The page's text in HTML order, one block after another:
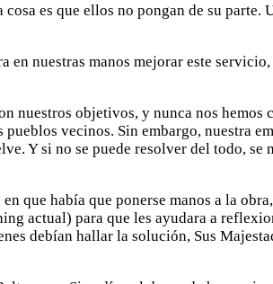
es que ellos no pongan de su parte.
nuestras manos mejorar este
nuestros objetivos, y nunca nos
vecinos. Sin embargo, nuestra
Y si no se puede resolver del todo,
que había que ponerse manos a la
actual) para que les ayudara a
debían hallar la solución, Sus